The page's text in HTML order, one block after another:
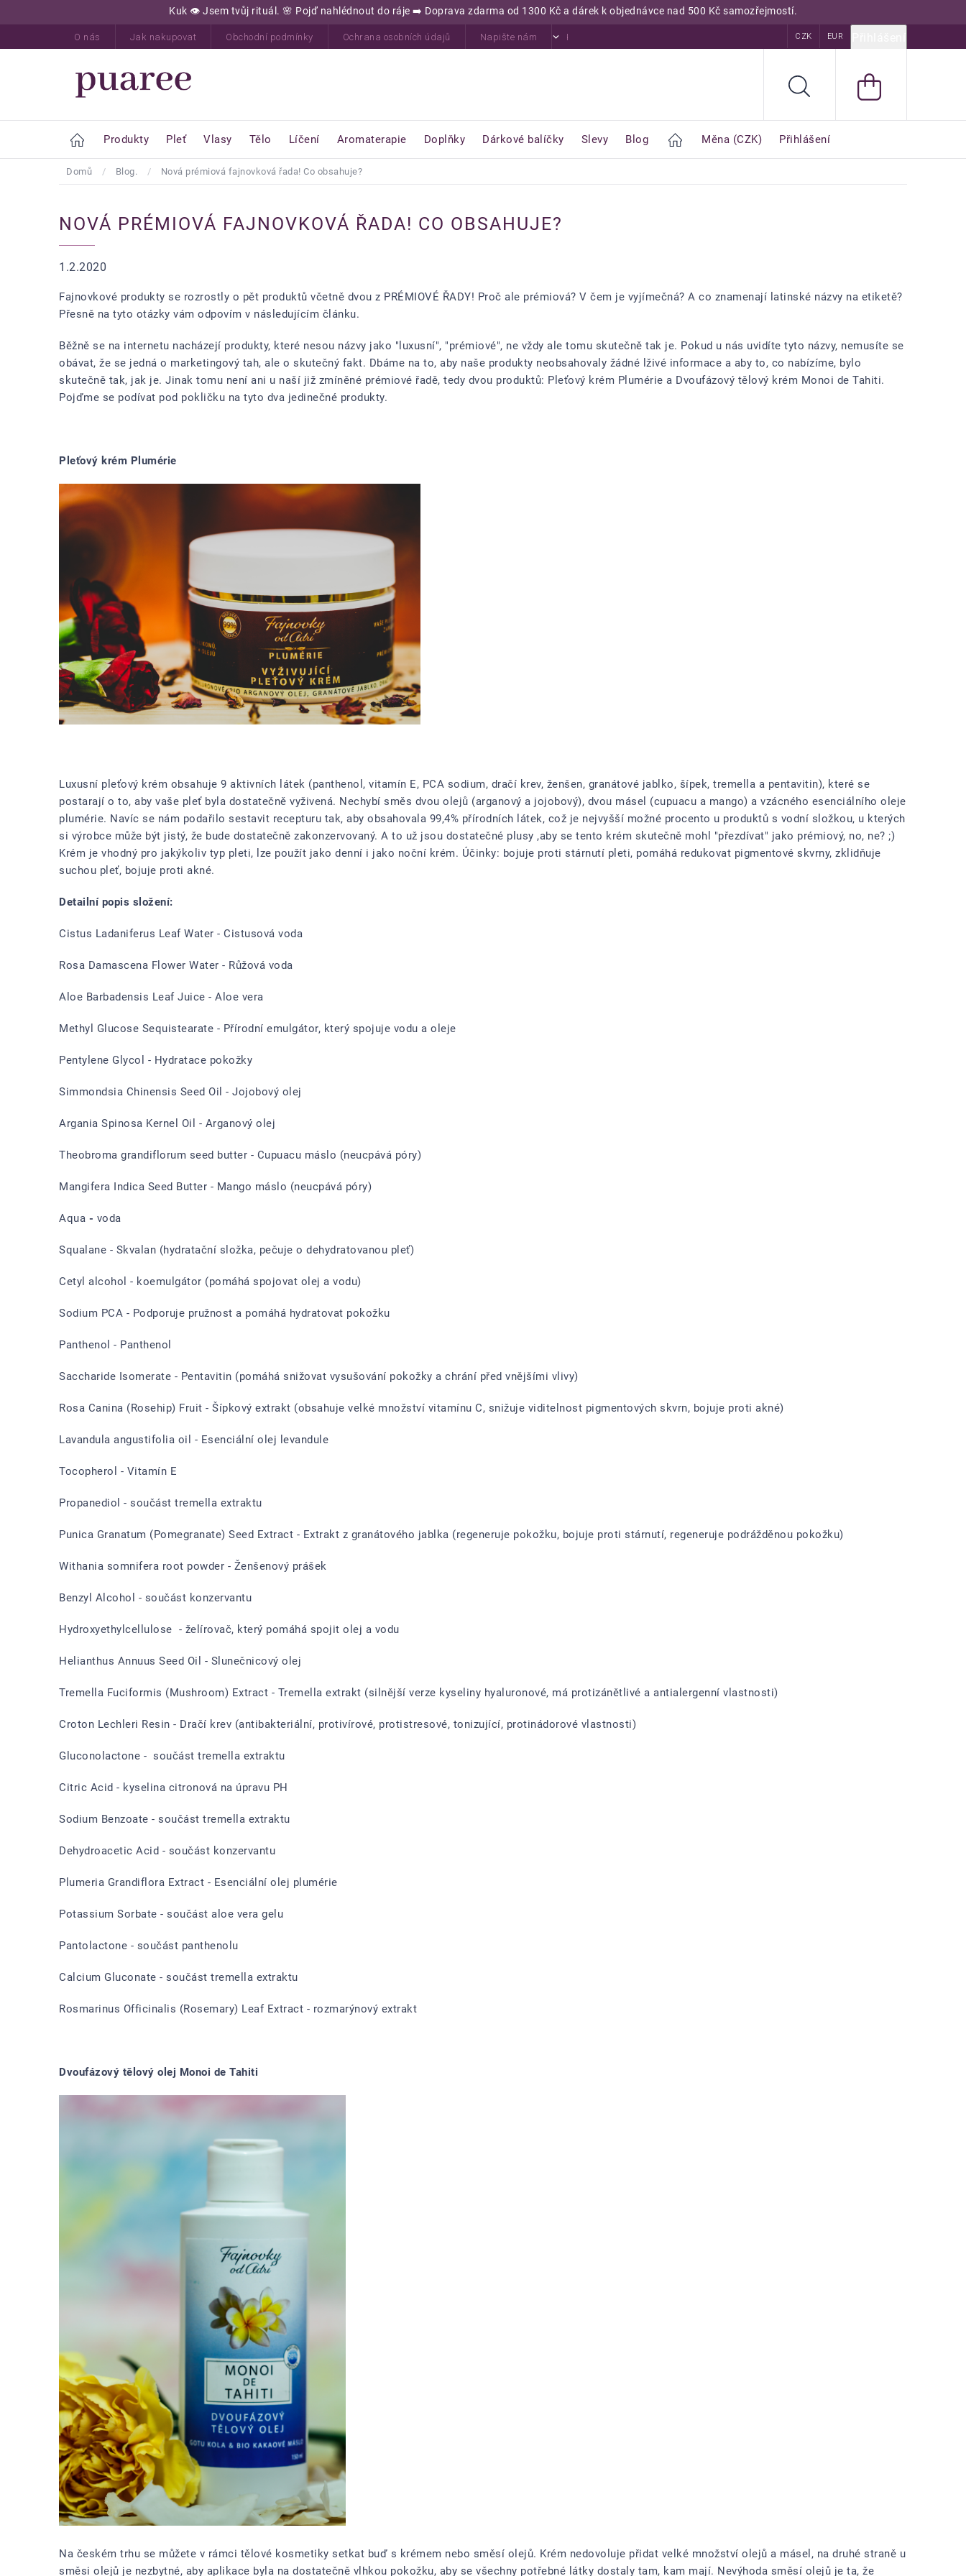
Kuk 👁️ Jsem tvůj rituál. 🌸 Pojď nahlédnout do ráje ➡️ Doprava zdarma od 1300 Kč a dárek k objednávce nad 500 Kč samozřejmostí.
O nás Jak nakupovat Obchodní podmínky Ochrana osobních údajů Napište nám Kontakty Encyklopedie
CZK EUR
Hledat
Home Produkty Pleť Vlasy Tělo Líčení Aromaterapie Doplňky Dárkové balíčky Slevy Blog Home Měna (CZK) Přihlášení
Domů / Blog. / Nová prémiová fajnovková řada! Co obsahuje?
NOVÁ PRÉMIOVÁ FAJNOVKOVÁ ŘADA! CO OBSAHUJE?
1.2.2020
Fajnovkové produkty se rozrostly o pět produktů včetně dvou z PRÉMIOVÉ ŘADY! Proč ale prémiová? V čem je vyjímečná? A co znamenají latinské názvy na etiketě?
Přesně na tyto otázky vám odpovím v následujícím článku.
Běžně se na internetu nacházejí produkty, které nesou názvy jako "luxusní", "prémiové", ne vždy ale tomu skutečně tak je. Pokud u nás uvidíte tyto názvy, nemusíte se
obávat, že se jedná o marketingový tah, ale o skutečný fakt. Dbáme na to, aby naše produkty neobsahovaly žádné lživé informace a aby to, co nabízíme, bylo
skutečně tak, jak je. Jinak tomu není ani u naší již zmíněné prémiové řadě, tedy dvou produktů: Pleťový krém Plumérie a Dvoufázový tělový krém Monoi de Tahiti.
Pojďme se podívat pod pokličku na tyto dva jedinečné produkty.
Pleťový krém Plumérie
Luxusní pleťový krém obsahuje 9 aktivních látek (panthenol, vitamín E, PCA sodium, dračí krev, ženšen, granátové jablko, šípek, tremella a pentavitin), které se
postarají o to, aby vaše pleť byla dostatečně vyživená. Nechybí směs dvou olejů (arganový a jojobový), dvou másel (cupuacu a mango) a vzácného esenciálního oleje
plumérie. Navíc se nám podařilo sestavit recepturu tak, aby obsahovala 99,4% přírodních látek, což je nejvyšší možné procento u produktů s vodní složkou, u kterých
si výrobce může být jistý, že bude dostatečně zakonzervovaný. A to už jsou dostatečné plusy ,aby se tento krém skutečně mohl "přezdívat" jako prémiový, no, ne? ;)
Krém je vhodný pro jakýkoliv typ pleti, lze použít jako denní i jako noční krém. Účinky: bojuje proti stárnutí pleti, pomáhá redukovat pigmentové skvrny, zklidňuje
suchou pleť, bojuje proti akné.
Detailní popis složení:
Cistus Ladaniferus Leaf Water - Cistusová voda
Rosa Damascena Flower Water - Růžová voda
Aloe Barbadensis Leaf Juice - Aloe vera
Methyl Glucose Sequistearate - Přírodní emulgátor, který spojuje vodu a oleje
Pentylene Glycol - Hydratace pokožky
Simmondsia Chinensis Seed Oil - Jojobový olej
Argania Spinosa Kernel Oil - Arganový olej
Theobroma grandiflorum seed butter - Cupuacu máslo (neucpává póry)
Mangifera Indica Seed Butter - Mango máslo (neucpává póry)
Aqua - voda
Squalane - Skvalan (hydratační složka, pečuje o dehydratovanou pleť)
Cetyl alcohol - koemulgátor (pomáhá spojovat olej a vodu)
Sodium PCA - Podporuje pružnost a pomáhá hydratovat pokožku
Panthenol - Panthenol
Saccharide Isomerate - Pentavitin (pomáhá snižovat vysušování pokožky a chrání před vnějšími vlivy)
Rosa Canina (Rosehip) Fruit - Šípkový extrakt (obsahuje velké množství vitamínu C, snižuje viditelnost pigmentových skvrn, bojuje proti akné)
Lavandula angustifolia oil - Esenciální olej levandule
Tocopherol - Vitamín E
Propanediol - součást tremella extraktu
Punica Granatum (Pomegranate) Seed Extract - Extrakt z granátového jablka (regeneruje pokožku, bojuje proti stárnutí, regeneruje podrážděnou pokožku)
Withania somnifera root powder - Ženšenový prášek
Benzyl Alcohol - součást konzervantu
Hydroxyethylcellulose - želírovač, který pomáhá spojit olej a vodu
Helianthus Annuus Seed Oil - Slunečnicový olej
Tremella Fuciformis (Mushroom) Extract - Tremella extrakt (silnější verze kyseliny hyaluronové, má protizánětlivé a antialergenní vlastnosti)
Croton Lechleri Resin - Dračí krev (antibakteriální, protivírové, protistresové, tonizující, protinádorové vlastnosti)
Gluconolactone - součást tremella extraktu
Citric Acid - kyselina citronová na úpravu PH
Sodium Benzoate - součást tremella extraktu
Dehydroacetic Acid - součást konzervantu
Plumeria Grandiflora Extract - Esenciální olej plumérie
Potassium Sorbate - součást aloe vera gelu
Pantolactone - součást panthenolu
Calcium Gluconate - součást tremella extraktu
Rosmarinus Officinalis (Rosemary) Leaf Extract - rozmarýnový extrakt
Dvoufázový tělový olej Monoi de Tahiti
Na českém trhu se můžete v rámci tělové kosmetiky setkat buď s krémem nebo směsí olejů. Krém nedovoluje přidat velké množství olejů a másel, na druhé straně u
směsi olejů je nezbytné, aby aplikace byla na dostatečně vlhkou pokožku, aby se všechny potřebné látky dostaly tam, kam mají. Nevýhoda směsí olejů je ta, že